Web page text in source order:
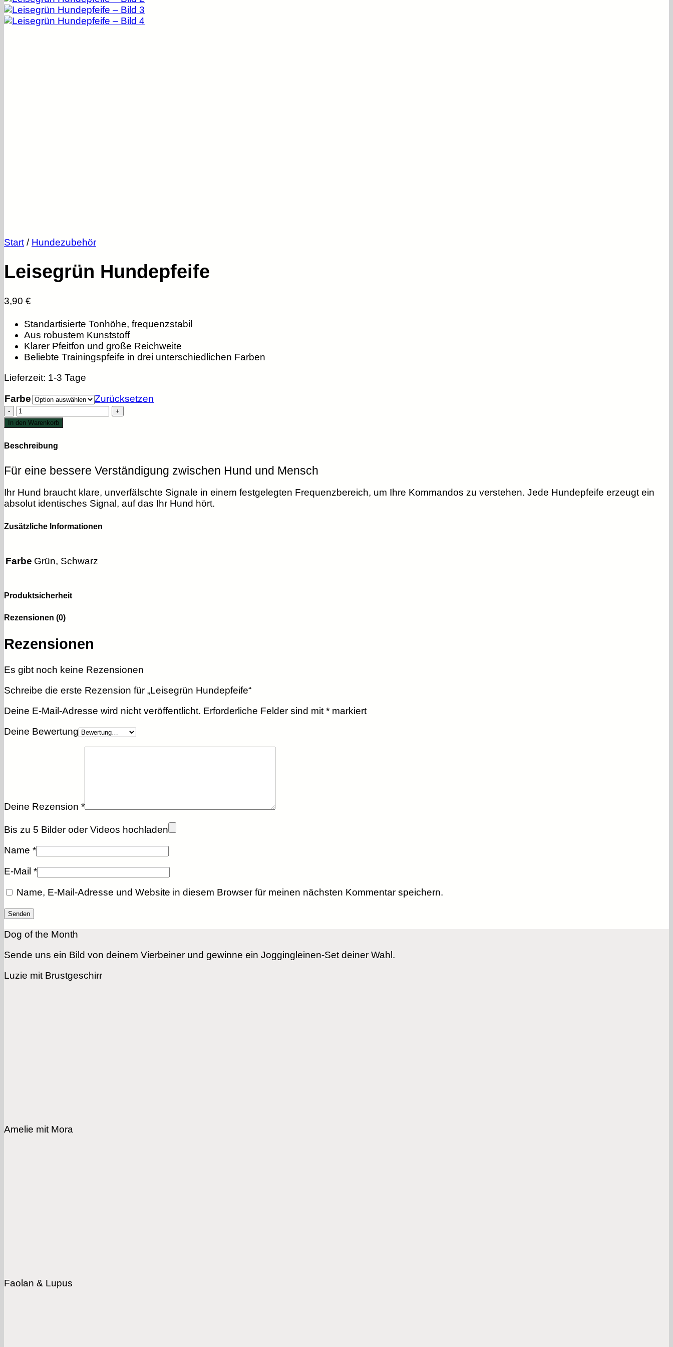
Start / Hundezubehör
Leisegrün Hundepfeife
3,90 €
Standartisierte Tonhöhe, frequenzstabil
Aus robustem Kunststoff
Klarer Pfeitfon und große Reichweite
Beliebte Trainingspfeife in drei unterschiedlichen Farben
Lieferzeit: 1-3 Tage
Farbe
Zurücksetzen
Leisegrün
Hundepfeife
In den Warenkorb
Beschreibung
Für eine bessere Verständigung zwischen Hund und Mensch
Ihr Hund braucht klare, unverfälschte Signale in einem festgelegten Frequenzbereich, um Ihre Kommandos zu verstehen. Jede Hundepfeife erzeugt ein
absolut identisches Signal, auf das Ihr Hund hört.
Zusätzliche Informationen
Farbe Grün, Schwarz
Produktsicherheit
Rezensionen (0)
Rezensionen
Es gibt noch keine Rezensionen
Schreibe die erste Rezension für „Leisegrün Hundepfeife“
Deine E-Mail-Adresse wird nicht veröffentlicht. Erforderliche Felder sind mit * markiert
Deine Bewertung
Deine Rezension *
Bis zu 5 Bilder oder Videos hochladen
Name *
E-Mail *
Name, E-Mail-Adresse und Website in diesem Browser für meinen nächsten Kommentar speichern.
Dog of the Month
Sende uns ein Bild von deinem Vierbeiner und gewinne ein Joggingleinen-Set deiner Wahl.
Luzie mit Brustgeschirr
Amelie mit Mora
Faolan & Lupus